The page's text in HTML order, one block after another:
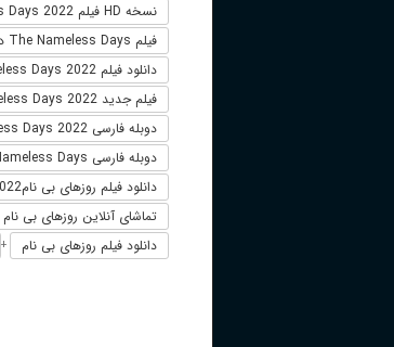
نسخه HD فیلم The Nameless Days 2022
فیلم The Nameless Days دوبله فارسی
دانلود فیلم The Nameless Days 2022 لینک مستقیم
فیلم جدید The Nameless Days 2022
دوبله فارسی The Nameless Days 2022
دوبله فارسی The Nameless Days
دانلود فیلم روزهای بی نامThe Nameless Days 2022
تماشای آنلاین روزهای بی نام 2022
دانلود فیلم روزهای بی نام +